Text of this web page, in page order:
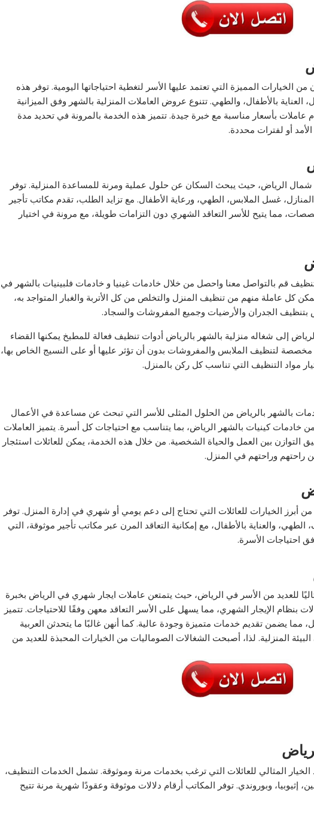
الخيارات المميزة التي تعتمد عليها الأسر لتغطية احتياجاتها اليومية. توفر هذه
بالأطفال، والطهي. تتنوع عروض العاملات المنزلية بالشهر وفق الميزانية
بأسعار مناسبة مع خبرة جيدة. تتميز هذه الخدمة بالمرونة في تحديد مدة
أو لفترات محددة.
شمال الرياض، حيث يبحث السكان عن حلول عملية ومرنة للمساعدة المنزلية. توفر
غسل الملابس، الطهي، ورعاية الأطفال. مع تزايد الطلب، تقدم مكاتب تأجير
مما يتيح للأسر التعاقد الشهري دون التزامات طويلة، مع مرونة في اختيار
قم بالتواصل معنا واحصل من خلال خادمات غينيا و خادمات فلبينيات بالشهر في
كل عاملة منهم من تنظيف المنزل والتخلص من كل الأتربة والغبار المتواجد به،
الجدران والأرضيات وجميع المفروشات والسجاد.
إلى شغاله منزلية بالشهر بالرياض أدوات تنظيف فعالة للمطبخ يمكنها القضاء
مخصصة لتنظيف الملابس والمفروشات بدون أن تؤثر عليها أو على النسيج الخاص بها،
مواد التنظيف التي تناسب كل ركن بالمنزل.
بالشهر بالرياض من الحلول المثلى للأسر التي تبحث عن مساعدة في الأعمال
خادمات كينيات بالشهر الرياض، بما يتناسب مع احتياجات كل أسرة. يتميز العاملات
التوازن بين العمل والحياة الشخصية. من خلال هذه الخدمة، يمكن للعائلات استئجار
راحتهم وراحتهم في المنزل.
أبرز الخيارات للعائلات التي تحتاج إلى دعم يومي أو شهري في إدارة المنزل. توفر
والعناية بالأطفال، مع إمكانية التعاقد المرن عبر مكاتب تأجير موثوقة، التي
احتياجات الأسرة.
للعديد من الأسر في الرياض، حيث يتمتعن عاملات ايجار شهري في الرياض بخبرة
بنظام الإيجار الشهري، مما يسهل على الأسر التعاقد معهن وفقًا للاحتياجات. تتميز
مما يضمن تقديم خدمات متميزة وجودة عالية. كما أنهن غالبًا ما يتحدثن العربية
المنزلية. لذا، أصبحت الشغالات الصوماليات من الخيارات المحبذة للعديد من
الخيار المثالي للعائلات التي ترغب بخدمات مرنة وموثوقة. تشمل الخدمات التنظيف،
إثيوبيا، وبوروندي. توفر المكاتب أرقام دلالات موثوقة وعقودًا شهرية مرنة تتيح